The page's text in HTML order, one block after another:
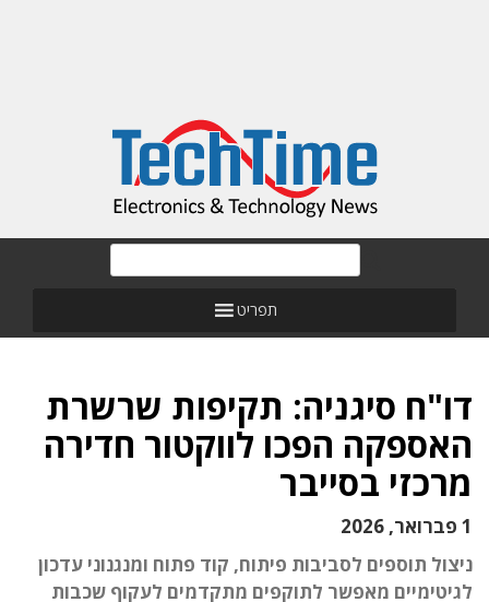
תפריט
דו"ח סיגניה: תקיפות שרשרת
האספקה הפכו לווקטור חדירה
מרכזי בסייבר
1 פברואר, 2026
ניצול תוספים לסביבות פיתוח, קוד פתוח ומנגנוני עדכון
לגיטימיים מאפשר לתוקפים מתקדמים לעקוף שכבות